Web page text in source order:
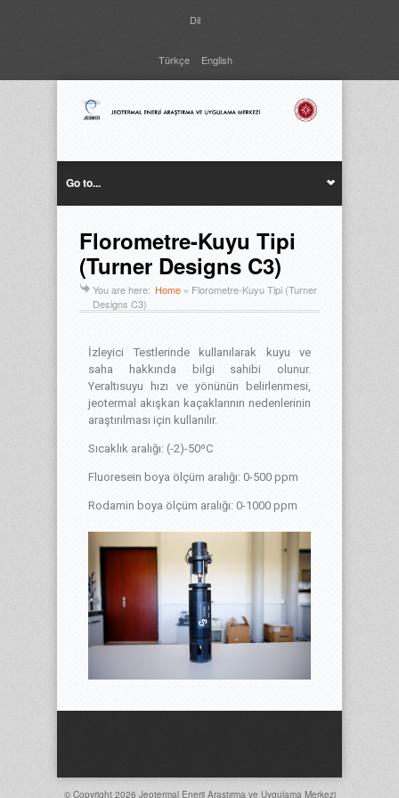
Dil
Türkçe English
Go to...
Florometre-Kuyu Tipi
(Turner Designs C3)
You are here: Home » Florometre-Kuyu Tipi (Turner
Designs C3)
İzleyici Testlerinde kullanılarak kuyu ve
saha hakkında bilgi sahibi olunur.
Yeraltısuyu hızı ve yönünün belirlenmesi,
jeotermal akışkan kaçaklarının nedenlerinin
araştırılması için kullanılır.
Sıcaklık aralığı: (-2)-50ºC
Fluoresein boya ölçüm aralığı: 0-500 ppm
Rodamin boya ölçüm aralığı: 0-1000 ppm
© Copyright 2026 Jeotermal Enerji Araştırma ve Uygulama Merkezi